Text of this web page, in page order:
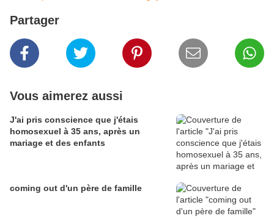
Partager
Vous aimerez aussi
J'ai pris conscience que j'étais
homosexuel à 35 ans, après un
mariage et des enfants
coming out d'un père de famille